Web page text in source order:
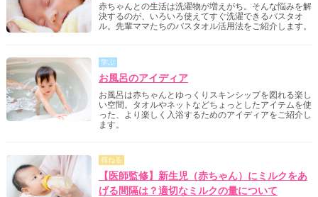
赤ちゃんとの生活は洗濯物が増えがち。そんな悩みを解
決するのが、いろいろ使えてすぐ洗濯できるバスタオ
ル。先輩ママたちのバスタオル活用法をご紹介します。
学ぶ
お風呂のアイディア
お風呂は赤ちゃんとゆっくりスキンシップを図れる楽し
い空間。タオルやネットなどちょっとしたアイテムを使
った、より楽しく入浴するためのアイディアをご紹介し
ます。
尋ねる
【医師監修】新生児（赤ちゃん）にミルクをあ
げる間隔は？適切なミルクの量について